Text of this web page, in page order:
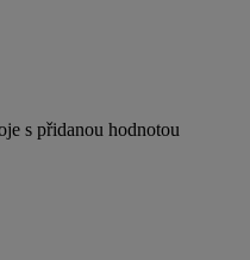
s přidanou hodnotou